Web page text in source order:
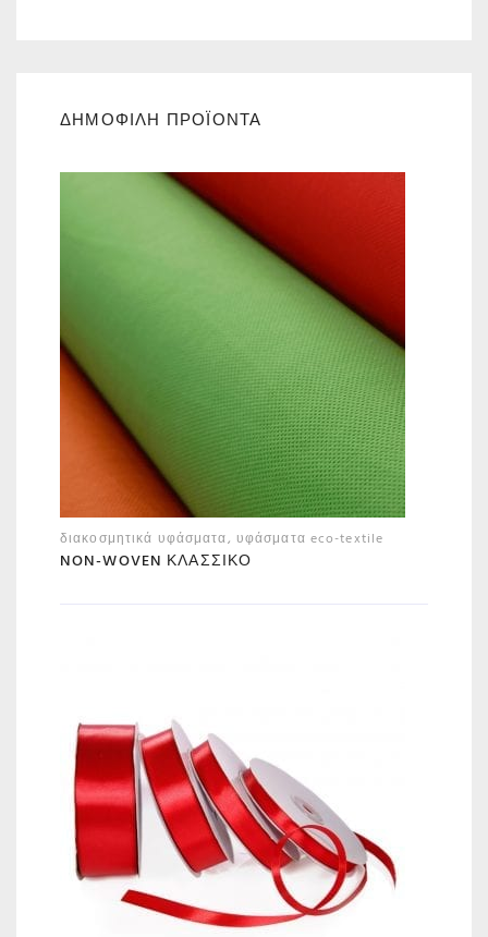
ΔΗΜΟΦΙΛΗ ΠΡΟΪΟΝΤΑ
διακοσμητικά υφάσματα, υφάσματα eco-textile
NON-WOVEN ΚΛΑΣΣΙΚΌ